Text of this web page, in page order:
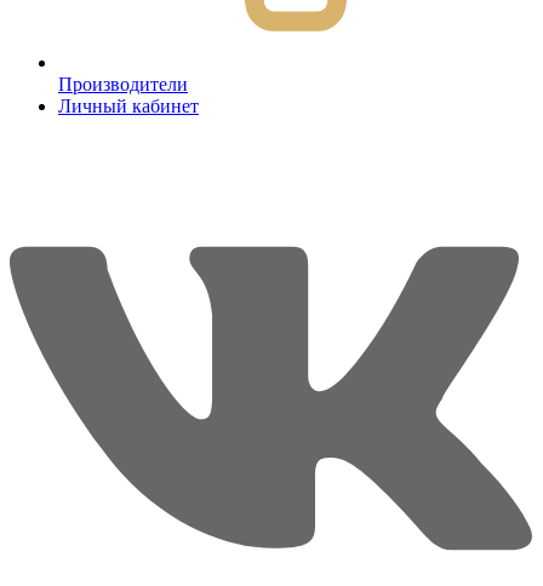
Производители
Личный кабинет